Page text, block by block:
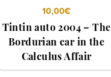
10,00€
Tintin auto 2004 – The
Bordurian car in the
Calculus Affair